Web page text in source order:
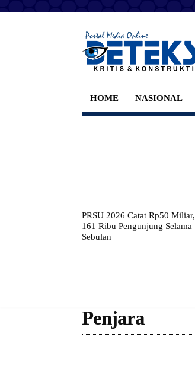
HOME NASIONAL
PRSU 2026 Catat Rp50 Miliar,
161 Ribu Pengunjung Selama
Sebulan
Penjara